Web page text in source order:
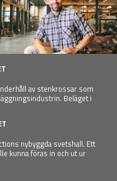
av stenkrossar som
Beläget i
nybyggda svetshall. Ett
kunna föras in och ut ur